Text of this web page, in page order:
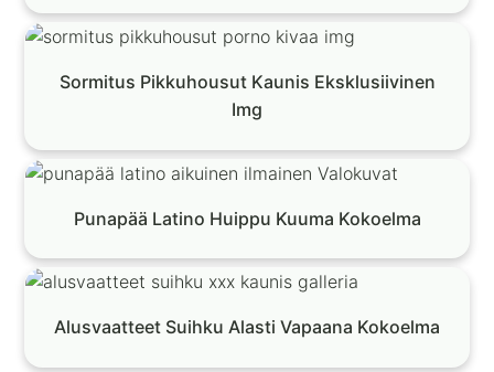
Sormitus Pikkuhousut Kaunis Eksklusiivinen
Img
Punapää Latino Huippu Kuuma Kokoelma
Alusvaatteet Suihku Alasti Vapaana Kokoelma